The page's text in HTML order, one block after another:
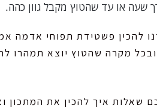
שעה או עד שהטוץ מקבל גוון כהה.
להכין פשטידת תפוחי אדמה
מקרה שהטוץ יוצא תמהרו
שאלות איך להכין את המתכון